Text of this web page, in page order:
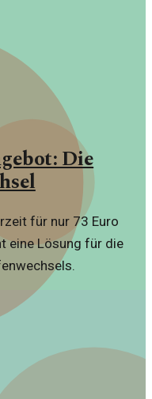
Die
für nur 73 Euro
eine Lösung für die